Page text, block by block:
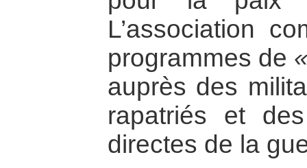
L’association
programmes de
auprès des
rapatriés et
directes de la